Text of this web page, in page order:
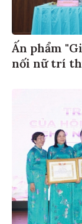
Ấn phẩm
nối nữ trí